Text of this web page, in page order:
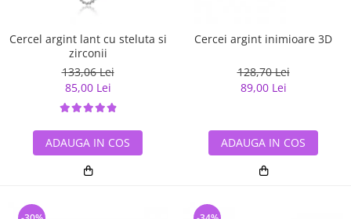
Cercel argint lant cu steluta si
zirconii
133,06 Lei
85,00 Lei
ADAUGA IN COS
Cercei argint inimioare 3D
128,70 Lei
89,00 Lei
ADAUGA IN COS